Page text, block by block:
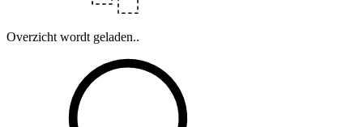
Overzicht wordt geladen..